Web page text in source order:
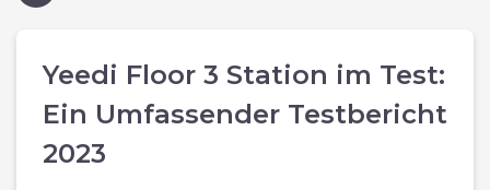
Yeedi Floor 3 Station im Test:
Ein Umfassender Testbericht
2023